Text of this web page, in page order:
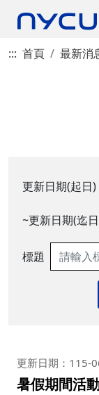
::: 首頁 最新消
更新日期(起日)
~更新日期(迄
標題
更新日期：115-
暑假期間活